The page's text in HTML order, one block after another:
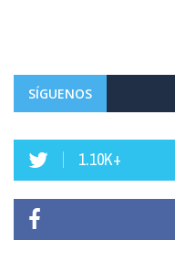
SÍGUENOS
1.10K+